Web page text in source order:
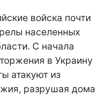
войска почти
населенных
С начала
в Украину
атакуют из
разрушая дома